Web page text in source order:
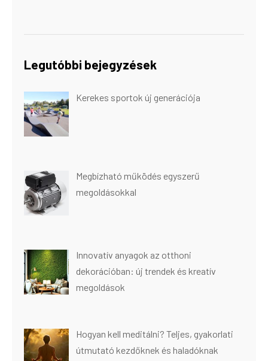
Legutóbbi bejegyzések
Kerekes sportok új generációja
Megbízható működés egyszerű
megoldásokkal
Innovatív anyagok az otthoni
dekorációban: új trendek és kreatív
megoldások
Hogyan kell meditálni? Teljes, gyakorlati
útmutató kezdőknek és haladóknak